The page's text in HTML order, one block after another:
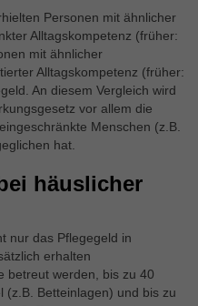
Personen mit ähnlicher
Alltagskompetenz (früher:
mit ähnlicher
Alltagskompetenz (früher:
An diesem Vergleich wird
vor allem die
Menschen (z.B.
hat.
häuslicher
nur das Pflegegeld in
erhalten
betreut werden, bis zu 40
(z.B. Betteinlagen) und bis zu